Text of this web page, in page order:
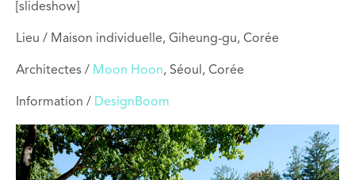
[slideshow]
Lieu / Maison individuelle, Giheung-gu, Corée
Architectes / Moon Hoon, Séoul, Corée
Information / DesignBoom